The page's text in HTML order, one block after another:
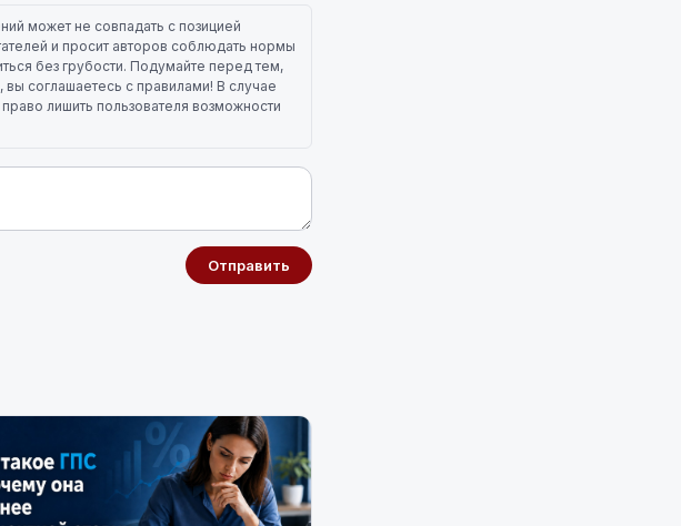
может не совпадать с позицией
и просит авторов соблюдать нормы
без грубости. Подумайте перед тем,
вы соглашаетесь с правилами! В случае
лишить пользователя возможности
Отправить